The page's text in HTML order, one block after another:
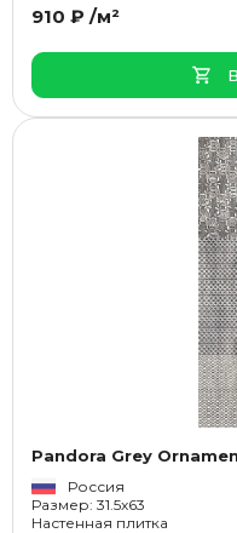
910 ₽ /м²
Pandora Grey
Россия
Размер: 31.5x63
Настенная плитка